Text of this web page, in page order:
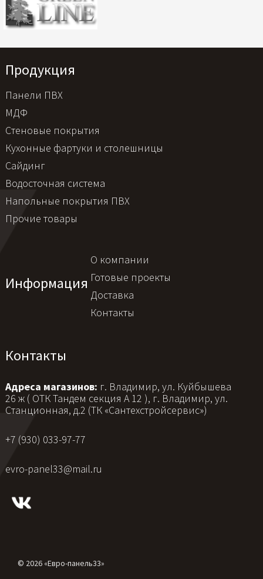
Продукция
Панели ПВХ
МДФ
Стеновые покрытия
Кухонные фартуки и столешницы
Сайдинг
Водосточная система
Напольные покрытия ПВХ
Прочие товары
Информация
О компании
Готовые проекты
Доставка
Контакты
Контакты
Адреса магазинов: г. Владимир, ул. Куйбышева
26 ж ( ОТК Тандем секция А 12 ), г. Владимир, ул.
Станционная, д.2 (ТК «Сантехстройсервис»)
+7 (930) 033-97-77
evro-panel33@mail.ru
© 2026 «Евро-панель33»